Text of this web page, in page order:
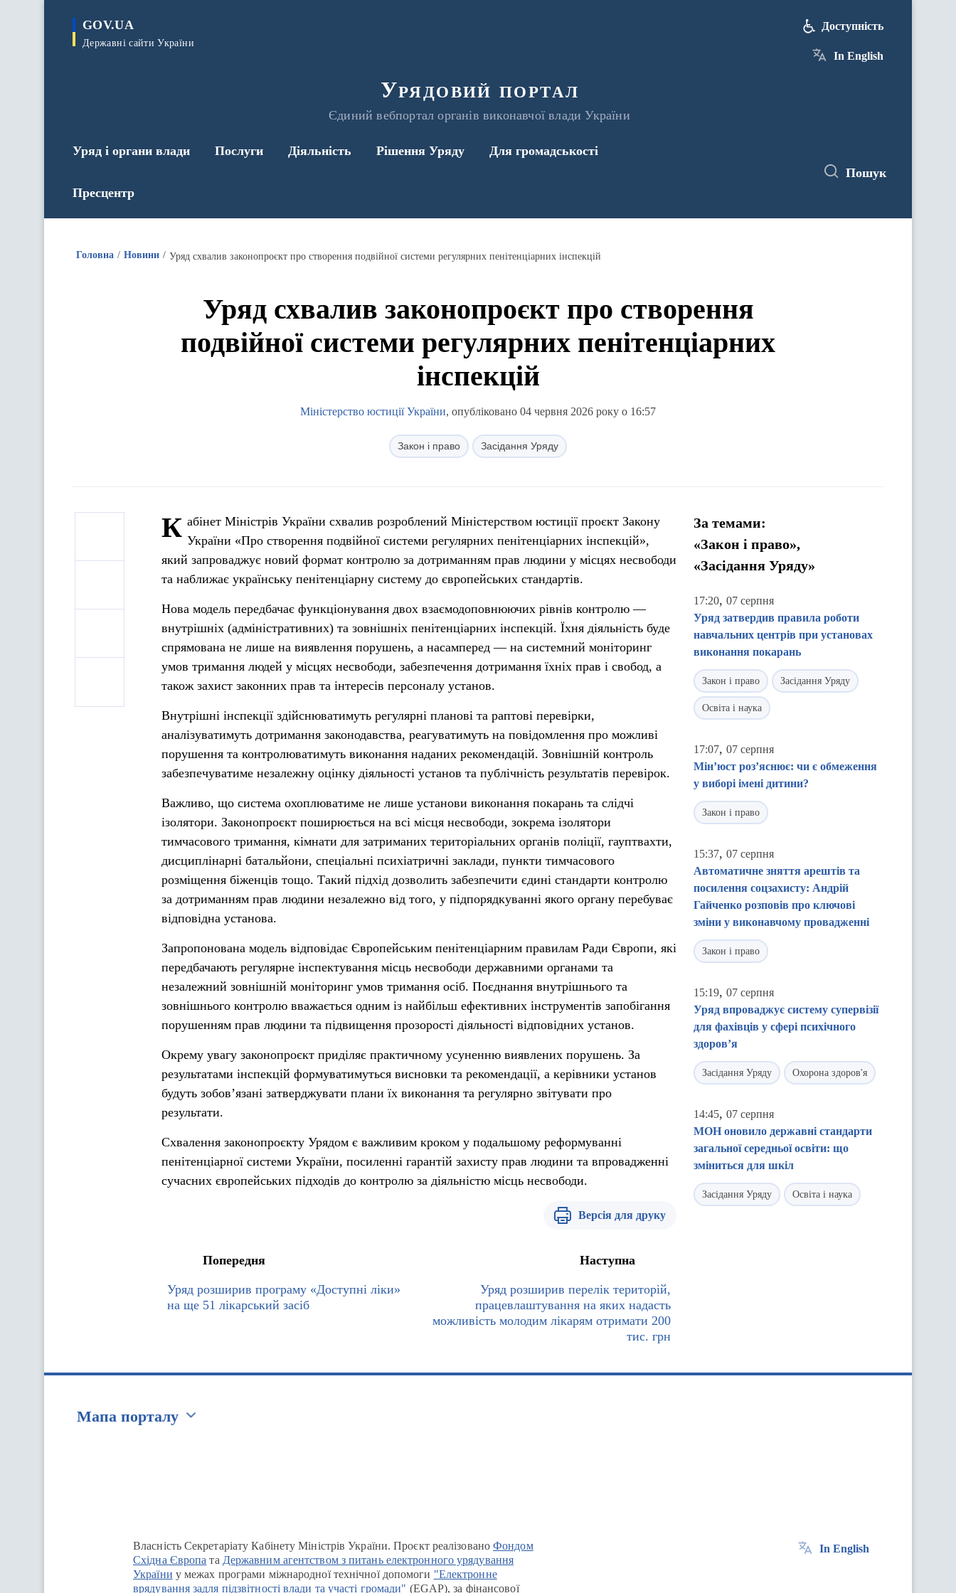
GOV.UA
Державні сайти України
Урядовий портал
Єдиний вебпортал органів виконавчої влади України
Доступність
In English
Уряд і органи влади Послуги Діяльність Рішення Уряду Для громадськості
Пресцентр
Пошук
Головна Новини Уряд схвалив законопроєкт про створення подвійної системи регулярних пенітенціарних інспекцій
Уряд схвалив законопроєкт про створення
подвійної системи регулярних пенітенціарних
інспекцій
Міністерство юстиції України, опубліковано 04 червня 2026 року о 16:57
Закон і право Засідання Уряду
К абінет Міністрів України схвалив розроблений Міністерством юстиції проєкт Закону
України «Про створення подвійної системи регулярних пенітенціарних інспекцій»,
який запроваджує новий формат контролю за дотриманням прав людини у місцях несвободи
та наближає українську пенітенціарну систему до європейських стандартів.
Нова модель передбачає функціонування двох взаємодоповнюючих рівнів контролю —
внутрішніх (адміністративних) та зовнішніх пенітенціарних інспекцій. Їхня діяльність буде
спрямована не лише на виявлення порушень, а насамперед — на системний моніторинг
умов тримання людей у місцях несвободи, забезпечення дотримання їхніх прав і свобод, а
також захист законних прав та інтересів персоналу установ.
Внутрішні інспекції здійснюватимуть регулярні планові та раптові перевірки,
аналізуватимуть дотримання законодавства, реагуватимуть на повідомлення про можливі
порушення та контролюватимуть виконання наданих рекомендацій. Зовнішній контроль
забезпечуватиме незалежну оцінку діяльності установ та публічність результатів перевірок.
Важливо, що система охоплюватиме не лише установи виконання покарань та слідчі
ізолятори. Законопроєкт поширюється на всі місця несвободи, зокрема ізолятори
тимчасового тримання, кімнати для затриманих територіальних органів поліції, гауптвахти,
дисциплінарні батальйони, спеціальні психіатричні заклади, пункти тимчасового
розміщення біженців тощо. Такий підхід дозволить забезпечити єдині стандарти контролю
за дотриманням прав людини незалежно від того, у підпорядкуванні якого органу перебуває
відповідна установа.
Запропонована модель відповідає Європейським пенітенціарним правилам Ради Європи, які
передбачають регулярне інспектування місць несвободи державними органами та
незалежний зовнішній моніторинг умов тримання осіб. Поєднання внутрішнього та
зовнішнього контролю вважається одним із найбільш ефективних інструментів запобігання
порушенням прав людини та підвищення прозорості діяльності відповідних установ.
Окрему увагу законопроєкт приділяє практичному усуненню виявлених порушень. За
результатами інспекцій формуватимуться висновки та рекомендації, а керівники установ
будуть зобов’язані затверджувати плани їх виконання та регулярно звітувати про
результати.
Схвалення законопроєкту Урядом є важливим кроком у подальшому реформуванні
пенітенціарної системи України, посиленні гарантій захисту прав людини та впровадженні
сучасних європейських підходів до контролю за діяльністю місць несвободи.
Версія для друку
Попередня
Уряд розширив програму «Доступні ліки»
на ще 51 лікарський засіб
Наступна
Уряд розширив перелік територій,
працевлаштування на яких надасть
можливість молодим лікарям отримати 200
тис. грн
За темами:
«Закон і право»,
«Засідання Уряду»
17:20, 07 серпня
Уряд затвердив правила роботи
навчальних центрів при установах
виконання покарань
Закон і право Засідання Уряду
Освіта і наука
17:07, 07 серпня
Мін’юст роз’яснює: чи є обмеження
у виборі імені дитини?
Закон і право
15:37, 07 серпня
Автоматичне зняття арештів та
посилення соцзахисту: Андрій
Гайченко розповів про ключові
зміни у виконавчому провадженні
Закон і право
15:19, 07 серпня
Уряд впроваджує систему супервізії
для фахівців у сфері психічного
здоров’я
Засідання Уряду Охорона здоров'я
14:45, 07 серпня
МОН оновило державні стандарти
загальної середньої освіти: що
зміниться для шкіл
Засідання Уряду Освіта і наука
Мапа порталу
Власність Секретаріату Кабінету Міністрів України. Проєкт реалізованоФондом
Східна Європа та Державним агентством з питань електронного урядування
України у межах програми міжнародної технічної допомоги "Електронне
врядування задля підзвітності влади та участі громади" (EGAP), за фінансової
In English